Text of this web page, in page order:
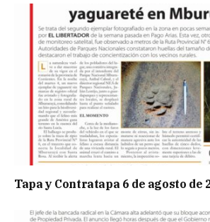
Tapa y Contratapa 6 de agosto de